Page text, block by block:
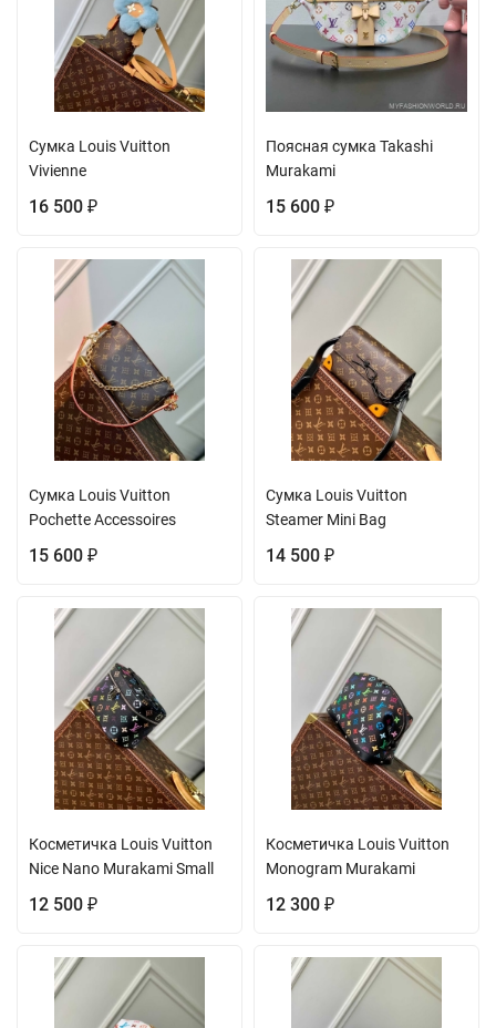
Сумка Louis Vuitton
Vivienne
16 500 ₽
Поясная сумка Takashi
Murakami
15 600 ₽
Сумка Louis Vuitton
Pochette Accessoires
15 600 ₽
Сумка Louis Vuitton
Steamer Mini Bag
14 500 ₽
Косметичка Louis Vuitton
Nice Nano Murakami Small
12 500 ₽
Косметичка Louis Vuitton
Monogram Murakami
12 300 ₽